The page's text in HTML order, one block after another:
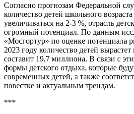
Согласно прогнозам Федеральной
количество детей школьного
увеличиваться на 2-3 %, отрасль
огромный потенциал. По данным
«Мосгортур» по оценке потенциала
2023 году количество детей
составит 19,7 миллиона. В связи с
формы детского отдыха, которые
современных детей, а также
повестке и актуальным трендам.
***